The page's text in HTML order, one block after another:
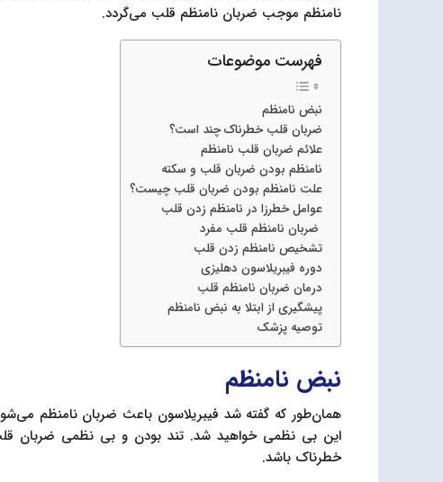
نامنظم موجب ضربان نامنظم قلب می‌گردد.
فهرست موضوعات
نبض نامنظم
ضربان قلب خطرناک چند است؟
علائم ضربان قلب نامنظم
نامنظم بودن ضربان قلب و سکته
علت نامنظم بودن ضربان قلب چیست؟
عوامل خطرزا در نامنظم زدن قلب
ضربان نامنظم قلب مفرد
تشخیص نامنظم زدن قلب
دوره فيبريلاسون‌ دهلیزی
درمان ضربان نامنظم قلب
پیشگیری از ابتلا به نبض نامنظم
توصیه پزشک
نبض نامنظم
همان‌طور که گفته شد فيبريلاسون‌ باعث ضربان نامنظم
این بی نظمی خواهید شد. تند بودن و بی نظمی ضربان
خطرناک باشد.